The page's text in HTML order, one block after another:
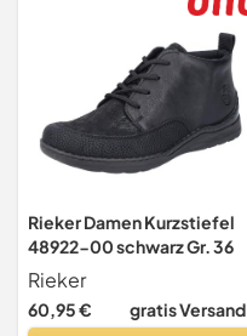
Rieker Damen Kurzstiefel
48922-00 schwarz Gr. 36
Rieker
60,95 € gratis Versand